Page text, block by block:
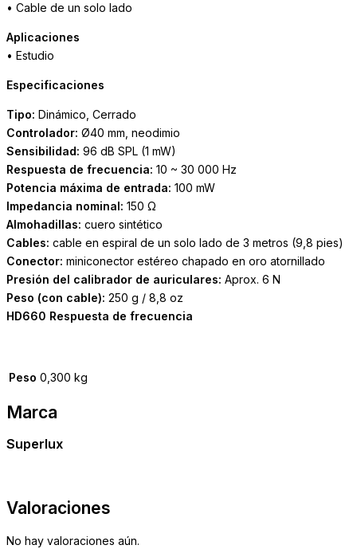
• Cable de un solo lado
Aplicaciones
• Estudio
Especificaciones
Tipo: Dinámico, Cerrado
Controlador: Ø40 mm, neodimio
Sensibilidad: 96 dB SPL (1 mW)
Respuesta de frecuencia: 10 ~ 30 000 Hz
Potencia máxima de entrada: 100 mW
Impedancia nominal: 150 Ω
Almohadillas: cuero sintético
Cables: cable en espiral de un solo lado de 3 metros (9,8 pies)
Conector: miniconector estéreo chapado en oro atornillado
Presión del calibrador de auriculares: Aprox. 6 N
Peso (con cable): 250 g / 8,8 oz
HD660 Respuesta de frecuencia
Peso 0,300 kg
Marca
Superlux
Valoraciones
No hay valoraciones aún.